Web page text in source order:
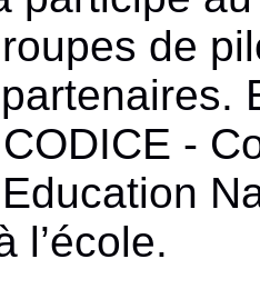
de
partenaires.
CODICE -
l’école.